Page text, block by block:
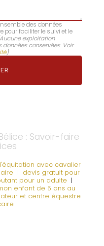
des données
faciliter le suivi et le
exploitation
conservées. Voir
)
: Savoir-faire
avec cavalier
| devis gratuit pour
pour un adulte |
enfant de 5 ans au
et centre équestre